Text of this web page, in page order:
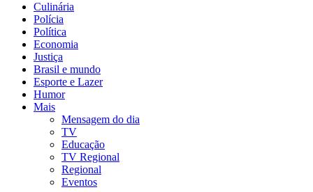
Culinária
Polícia
Política
Economia
Justiça
Brasil e mundo
Esporte e Lazer
Humor
Mais
Mensagem do dia
TV
Educação
TV Regional
Regional
Eventos